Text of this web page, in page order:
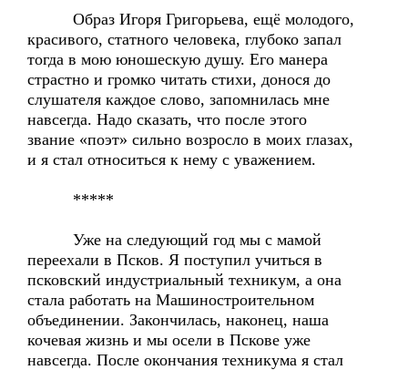
Образ Игоря Григорьева, ещё молодого,
красивого, статного человека, глубоко запал
тогда в мою юношескую душу. Его манера
страстно и громко читать стихи, донося до
слушателя каждое слово, запомнилась мне
навсегда. Надо сказать, что после этого
звание «поэт» сильно возросло в моих глазах,
и я стал относиться к нему с уважением.
*****
Уже на следующий год мы с мамой
переехали в Псков. Я поступил учиться в
псковский индустриальный техникум, а она
стала работать на Машиностроительном
объединении. Закончилась, наконец, наша
кочевая жизнь и мы осели в Пскове уже
навсегда. После окончания техникума я стал